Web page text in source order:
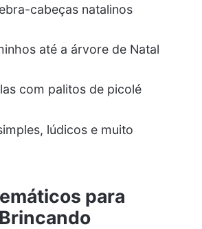
cabeças natalinos
até a árvore de Natal
com palitos de picolé
lúdicos e muito
para